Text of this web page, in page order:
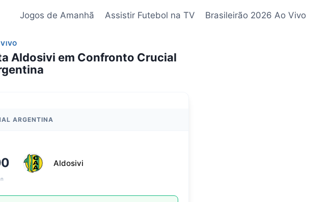
Jogos de Amanhã Assistir Futebol na TV Brasileirão 2026 Ao Vivo
Aldosivi em Confronto Crucial
ARGENTINA
Aldosivi